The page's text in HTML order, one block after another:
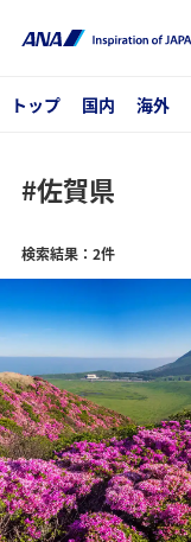
トップ 国内 海外
#佐賀県
検索結果：2件